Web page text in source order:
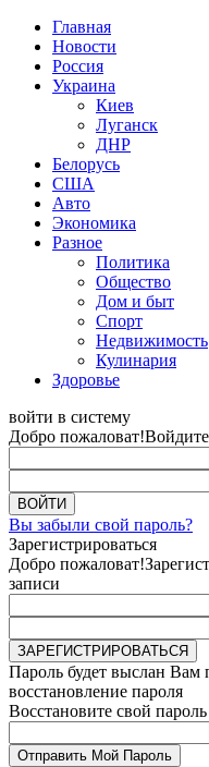
Главная
Новости
Россия
Украина
Киев
Луганск
ДНР
Белорусь
США
Авто
Экономика
Разное
Политика
Общество
Дом и быт
Спорт
Недвижимость
Кулинария
Здоровье
войти в систему
Добро пожаловат!
Вы забыли свой пароль?
Зарегистрироваться
Добро пожаловат!
записи
Пароль будет выслан Вам
восстановление пароля
Восстановите свой пароль